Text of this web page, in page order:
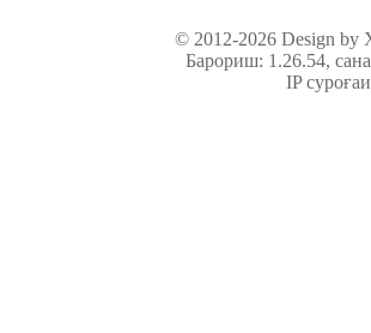
© 2012-2026 Design
Барориш: 1.26.54,
IP